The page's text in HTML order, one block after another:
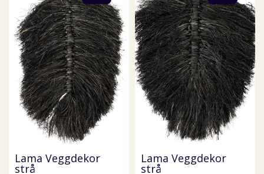
Lama Veggdekor
strå
Lama Veggdekor
strå